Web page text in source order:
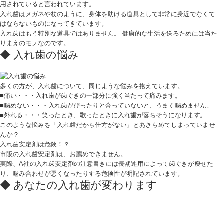
用されていると言われています。
入れ歯はメガネや杖のように、身体を助ける道具として非常に身近でなくて
はならないものになってきています。
入れ歯はもう特別な道具ではありません。 健康的な生活を送るためには当た
りまえのモノなのです。
入れ歯の悩み
多くの方が、入れ歯について、同じような悩みを抱えています。
■痛い・・・入れ歯が歯ぐきの一部分に強く当たって痛みます。
■噛めない・・・入れ歯がぴったりと合っていないと、うまく噛めません。
■外れる・・・笑ったとき、歌ったときに入れ歯が落ちそうになります。
このような悩みを「入れ歯だから仕方がない」とあきらめてしまっていませ
んか？
入れ歯安定剤は危険！？
市販の入れ歯安定剤は、お薦めできません。
実際、A社の入れ歯安定剤の注意書きには長期連用によって歯ぐきが痩せた
り、噛み合わせが悪くなったりする危険性が明記されています。
あなたの入れ歯が変わります